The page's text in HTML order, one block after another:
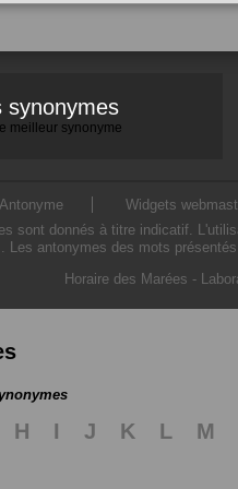
synonymes
meilleur synonyme
Widgets
sont donnés à titre indicatif.
Les antonymes des mots
Horaire des Marées -
H I J K L M